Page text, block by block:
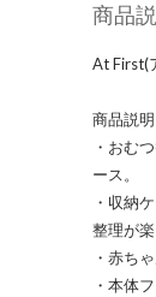
商品
At First(
商品説明
・おむ
ース。
・収納
整理が
・赤ち
・本体